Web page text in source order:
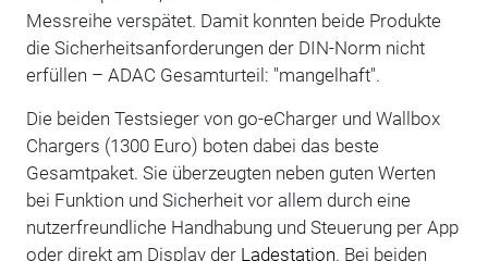
Messreihe verspätet. Damit konnten beide Produkte
die Sicherheitsanforderungen der DIN-Norm nicht
erfüllen – ADAC Gesamturteil: "mangelhaft".
Die beiden Testsieger von go-eCharger und Wallbox
Chargers (1300 Euro) boten dabei das beste
Gesamtpaket. Sie überzeugten neben guten Werten
bei Funktion und Sicherheit vor allem durch eine
nutzerfreundliche Handhabung und Steuerung per App
oder direkt am Display der Ladestation. Bei beiden